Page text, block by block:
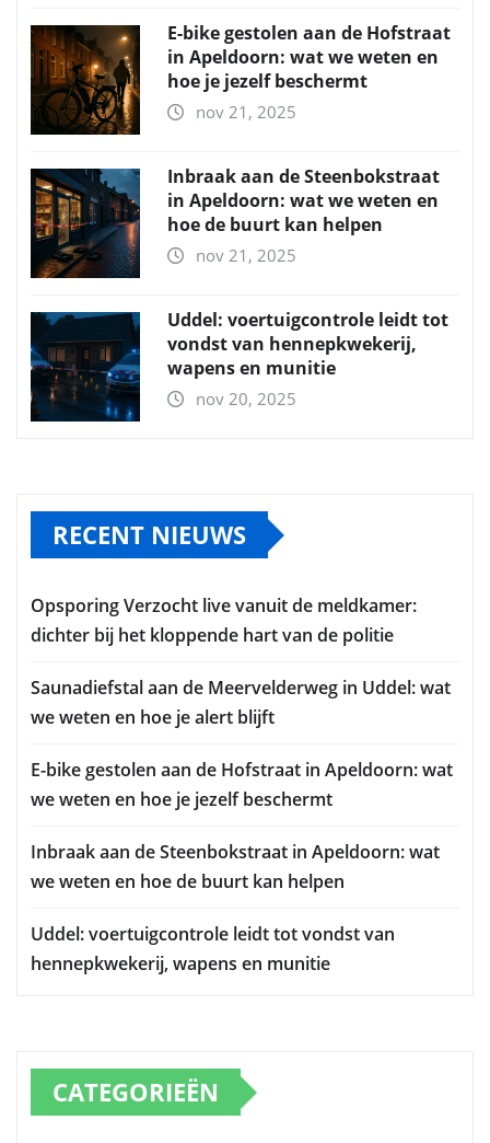
E-bike gestolen aan de Hofstraat
in Apeldoorn: wat we weten en
hoe je jezelf beschermt
nov 21, 2025
Inbraak aan de Steenbokstraat
in Apeldoorn: wat we weten en
hoe de buurt kan helpen
nov 21, 2025
Uddel: voertuigcontrole leidt tot
vondst van hennepkwekerij,
wapens en munitie
nov 20, 2025
RECENT NIEUWS
Opsporing Verzocht live vanuit de meldkamer:
dichter bij het kloppende hart van de politie
Saunadiefstal aan de Meervelderweg in Uddel: wat
we weten en hoe je alert blijft
E-bike gestolen aan de Hofstraat in Apeldoorn: wat
we weten en hoe je jezelf beschermt
Inbraak aan de Steenbokstraat in Apeldoorn: wat
we weten en hoe de buurt kan helpen
Uddel: voertuigcontrole leidt tot vondst van
hennepkwekerij, wapens en munitie
CATEGORIEËN